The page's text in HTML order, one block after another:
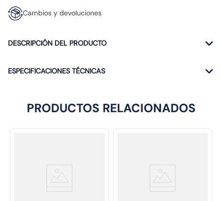
Cambios y devoluciones
DESCRIPCIÓN DEL PRODUCTO
ESPECIFICACIONES TÉCNICAS
PRODUCTOS RELACIONADOS